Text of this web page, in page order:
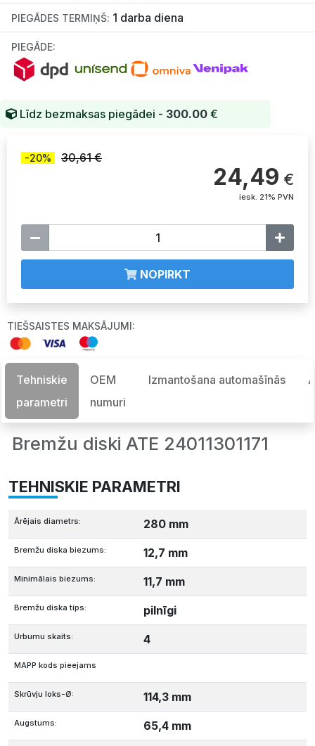
PIEGĀDES TERMIŅŠ: 1 darba diena
PIEGĀDE:
Līdz bezmaksas piegādei - 300.00 €
-20% 30,61 €
24,49 €
iesk. 21% PVN
NOPIRKT
TIEŠSAISTES MAKSĀJUMI:
Tehniskie
parametri
OEM
numuri
Izmantošana automašīnās
Bremžu diski ATE 24011301171
TEHNISKIE PARAMETRI
Ārējais diametrs: 280 mm
Bremžu diska biezums: 12,7 mm
Minimālais biezums: 11,7 mm
Bremžu diska tips: pilnīgi
Urbumu skaits: 4
MAPP kods pieejams
Skrūvju loks-Ø: 114,3 mm
Augstums: 65,4 mm